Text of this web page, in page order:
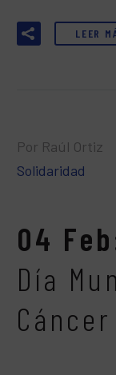
LEER
Por Raúl Ortiz
Solidaridad
04
Día
Cáncer